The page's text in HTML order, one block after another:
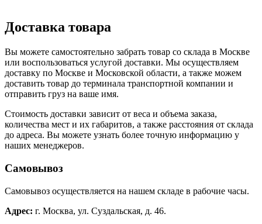
Доставка товара
Вы можете самостоятельно забрать товар со склада в Москве
или воспользоваться услугой доставки. Мы осуществляем
доставку по Москве и Московской области, а также можем
доставить товар до терминала транспортной компании и
отправить груз на ваше имя.
Стоимость доставки зависит от веса и объема заказа,
количества мест и их габаритов, а также расстояния от склада
до адреса. Вы можете узнать более точную информацию у
наших менеджеров.
Самовывоз
Самовывоз осуществляется на нашем складе в рабочие часы.
Адрес: г. Москва, ул. Суздальская, д. 46.